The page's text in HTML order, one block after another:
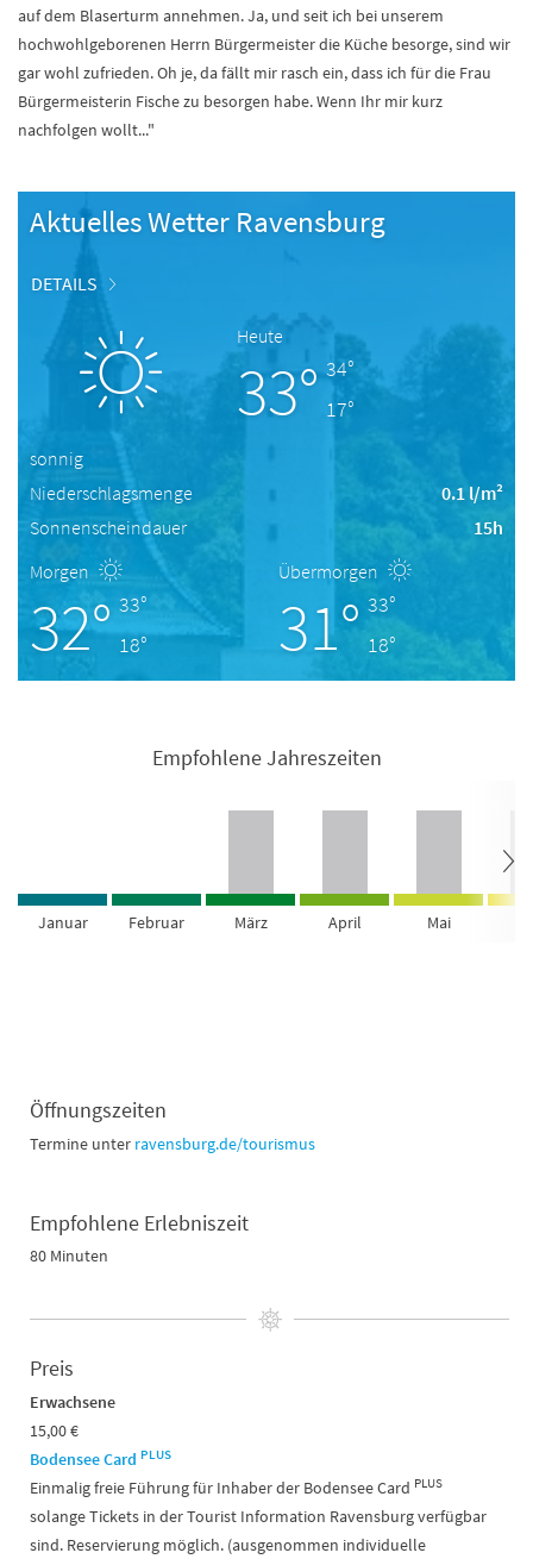
auf dem Blaserturm annehmen. Ja, und seit ich bei unserem
hochwohlgeborenen Herrn Bürgermeister die Küche besorge, sind wir
gar wohl zufrieden. Oh je, da fällt mir rasch ein, dass ich für die Frau
Bürgermeisterin Fische zu besorgen habe. Wenn Ihr mir kurz
nachfolgen wollt..."
Aktuelles Wetter Ravensburg
DETAILS
Heute
33° 34°
17°
sonnig
Niederschlagsmenge
0.1 l/m²
Sonnenscheindauer
15h
Morgen
32° 33°
18°
Übermorgen
31° 33°
18°
Empfohlene Jahreszeiten
Januar Februar März April Mai
Öffnungszeiten
Termine unter ravensburg.de/tourismus
Empfohlene Erlebniszeit
80 Minuten
Preis
Erwachsene
15,00 €
Bodensee Card PLUS
Einmalig freie Führung für Inhaber der Bodensee Card PLUS
solange Tickets in der Tourist Information Ravensburg verfügbar
sind. Reservierung möglich. (ausgenommen individuelle